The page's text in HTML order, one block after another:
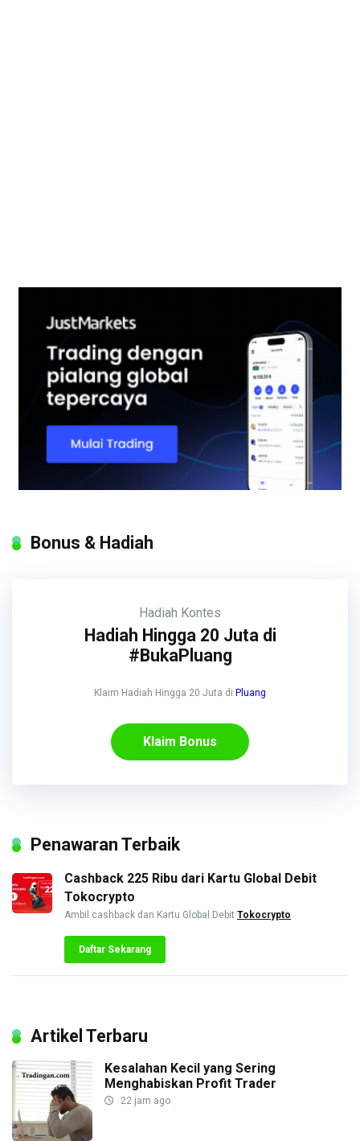
Bonus & Hadiah
Hadiah Kontes
Hadiah Hingga 20 Juta di
#BukaPluang
Klaim Hadiah Hingga 20 Juta di Pluang
Klaim Bonus
Penawaran Terbaik
Cashback 225 Ribu dari Kartu Global Debit
Tokocrypto
Ambil cashback dan Kartu Global Debit Tokocrypto
Daftar Sekarang
Artikel Terbaru
Kesalahan Kecil yang Sering
Menghabiskan Profit Trader
22 jam ago